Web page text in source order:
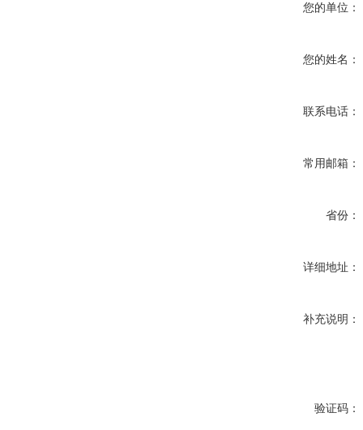
您的单位：
您的姓名：
联系电话：
常用邮箱：
省份：
详细地址：
补充说明：
验证码：